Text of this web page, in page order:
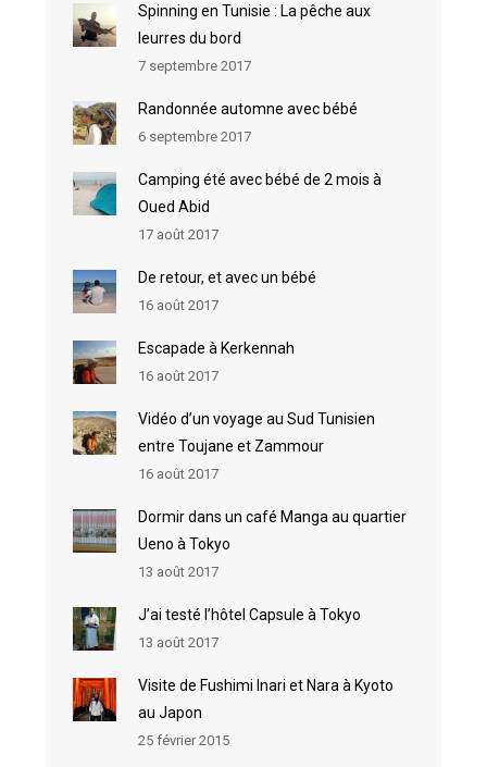
Spinning en Tunisie : La pêche aux
leurres du bord
7 septembre 2017
Randonnée automne avec bébé
6 septembre 2017
Camping été avec bébé de 2 mois à
Oued Abid
17 août 2017
De retour, et avec un bébé
16 août 2017
Escapade à Kerkennah
16 août 2017
Vidéo d’un voyage au Sud Tunisien
entre Toujane et Zammour
16 août 2017
Dormir dans un café Manga au quartier
Ueno à Tokyo
13 août 2017
J’ai testé l’hôtel Capsule à Tokyo
13 août 2017
Visite de Fushimi Inari et Nara à Kyoto
au Japon
25 février 2015